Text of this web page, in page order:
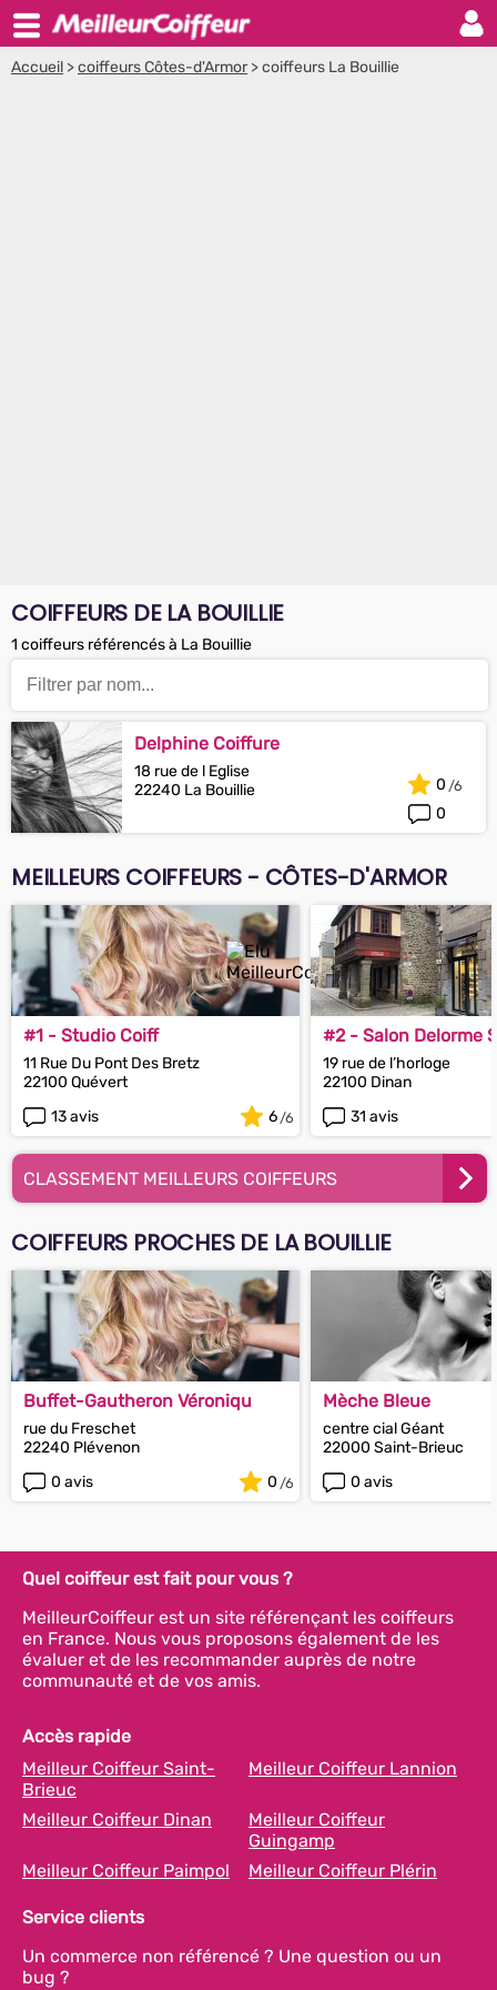
Accueil >coiffeurs Côtes-d'Armor >coiffeurs La Bouillie
COIFFEURS DE LA BOUILLIE
1 coiffeurs référencés à La Bouillie
Delphine Coiffure
18 rue de l Eglise
22240 La Bouillie
0
0
MEILLEURS COIFFEURS - CÔTES-D'ARMOR
#1 - Studio Coiff
11 Rue Du Pont Des Bretz
22100 Quévert
13 avis
6
#2 - Salon Delorme
19 rue de l’horloge
22100 Dinan
31 avis
CLASSEMENT MEILLEURS COIFFEURS
COIFFEURS PROCHES DE LA BOUILLIE
Buffet-Gautheron Véroniqu
rue du Freschet
22240 Plévenon
0 avis
0
Mèche Bleue
centre cial Géant
22000 Saint-Brieuc
0 avis
Quel coiffeur est fait pour vous ?
MeilleurCoiffeur est un site référençant les coiffeurs
en France. Nous vous proposons également de les
évaluer et de les recommander auprès de notre
communauté et de vos amis.
Accès rapide
Meilleur Coiffeur Saint-
Brieuc
Meilleur Coiffeur Lannion
Meilleur Coiffeur Dinan
Meilleur Coiffeur
Guingamp
Meilleur Coiffeur Paimpol
Meilleur Coiffeur Plérin
Service clients
Un commerce non référencé ? Une question ou un
bug ?